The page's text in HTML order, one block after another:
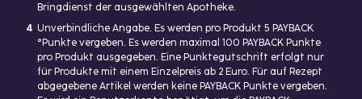
Bringdienst der ausgewählten Apotheke.
4 Unverbindliche Angabe. Es werden pro Produkt 5 PAYBACK
°Punkte vergeben. Es werden maximal 100 PAYBACK Punkte
pro Produkt ausgegeben. Eine Punktegutschrift erfolgt nur
für Produkte mit einem Einzelpreis ab 2 Euro. Für auf Rezept
abgegebene Artikel werden keine PAYBACK Punkte vergeben.